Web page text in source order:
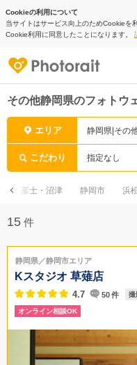
Cookieの利用について
当サイトはサービス向上のためCookieを
Cookie利用に同意したことになります。
その他静岡県のフォトウ
エリア 静岡県|その
こだわり 指定なし
富士・沼津 静岡市 浜
15 件
静岡県／静岡市エリア
Kスタジオ 草薙店
4.7 50件 撮
オンライン相談OK